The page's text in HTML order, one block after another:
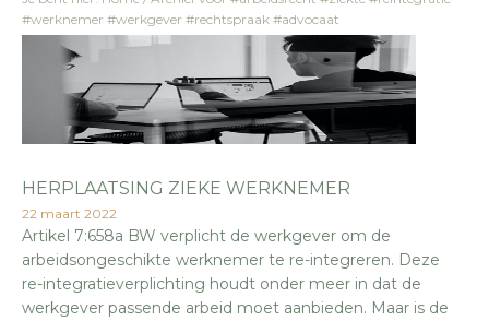
#werknemer #werkgever #rechtspraak #advocaat
#zinnicqbergmann #denbosch #blogpost
HERPLAATSING ZIEKE WERKNEMER
22 maart 2022
Artikel 7:658a BW verplicht de werkgever om de
arbeidsongeschikte werknemer te re-integreren. Deze
re-integratieverplichting houdt onder meer in dat de
werkgever passende arbeid moet aanbieden. Maar is de